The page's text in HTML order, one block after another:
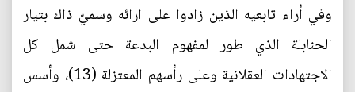
وفي أراء تابعيه الذين زادوا على ارائه وسميّ ذاك بتيار
الحنابلة الذي طور لمفهوم البدعة حتى شمل كل
الاجتهادات العقلانية وعلى رأسهم المعتزلة (13)، وأسس